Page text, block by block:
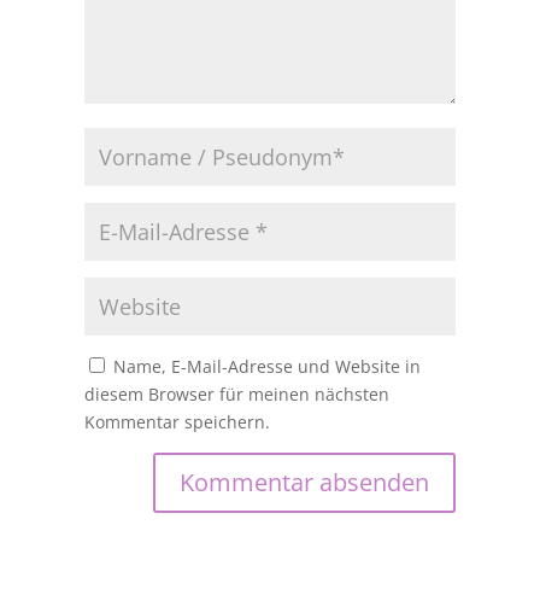
Name, E-Mail-Adresse und Website in
diesem Browser für meinen nächsten
Kommentar speichern.